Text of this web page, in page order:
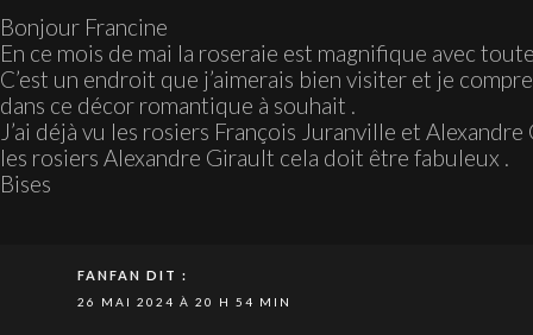
Bonjour Francine
En ce mois de mai la roseraie est magnifique avec
C’est un endroit que j’aimerais bien visiter et je
dans ce décor romantique à souhait .
J’ai déjà vu les rosiers François Juranville et
les rosiers Alexandre Girault cela doit être fabuleux .
Bises
FANFAN DIT :
26 MAI 2024 À 20 H 54 MIN